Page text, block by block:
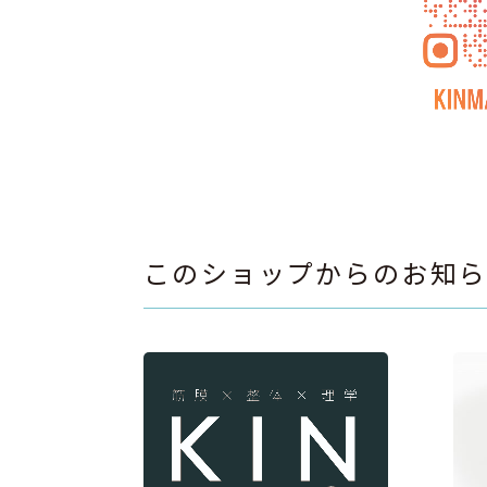
このショップからのお知